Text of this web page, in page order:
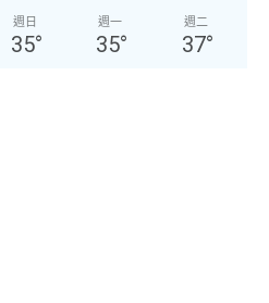
週日
35°
週一
35°
週二
37°